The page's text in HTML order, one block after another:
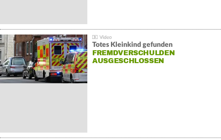
Totes Kleinkind gefunden
FREMDVERSCHULDEN
AUSGESCHLOSSEN